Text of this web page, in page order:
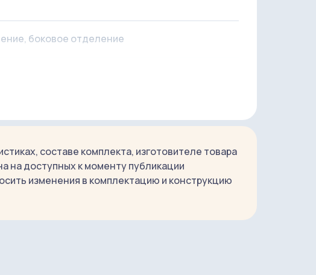
заботится о ваших вещах. Благодаря
одеждой! Эта опция будет полезна самым
моделей с диагональю экрана до 13 дюймов, в
Macbook Pro 13″.
боковое отделение
составе комплекта, изготовителе товара
на доступных к моменту публикации
изменения в комплектацию и конструкцию